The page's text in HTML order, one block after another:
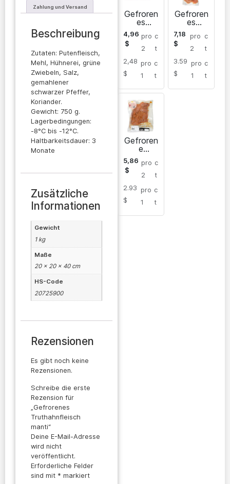
Zahlung und Versand
Beschreibung
Zutaten: Putenfleisch,
Mehl, Hühnerei, grüne
Zwiebeln, Salz,
gemahlener
schwarzer Pfeffer,
Koriander.
Gewicht: 750 g.
Lagerbedingungen:
-8°C bis -12°C.
Haltbarkeitsdauer: 3
Monate
Zusätzliche
Informationen
Gewicht
1 kg
Maße
20 × 20 × 40 cm
HS-Code
20725900
Rezensionen
Es gibt noch keine
Rezensionen.
Schreibe die erste
Rezension für
„Gefrorenes
Truthahnfleisch
manti“
Deine E-Mail-Adresse
wird nicht
veröffentlicht.
Erforderliche Felder
sind mit * markiert
Gefroren
es
Putenob
erschenk
elfilet
4,96
$
pro
2
c
t
2,48
$
pro
1
c
t
Gefroren
es
Putenste
ak
7,18
$
pro
2
c
t
3.59
$
pro
1
c
t
Gefroren
e
Truthahn
-
Nuggets
5,86
$
pro
2
c
t
2.93
$
pro
1
c
t